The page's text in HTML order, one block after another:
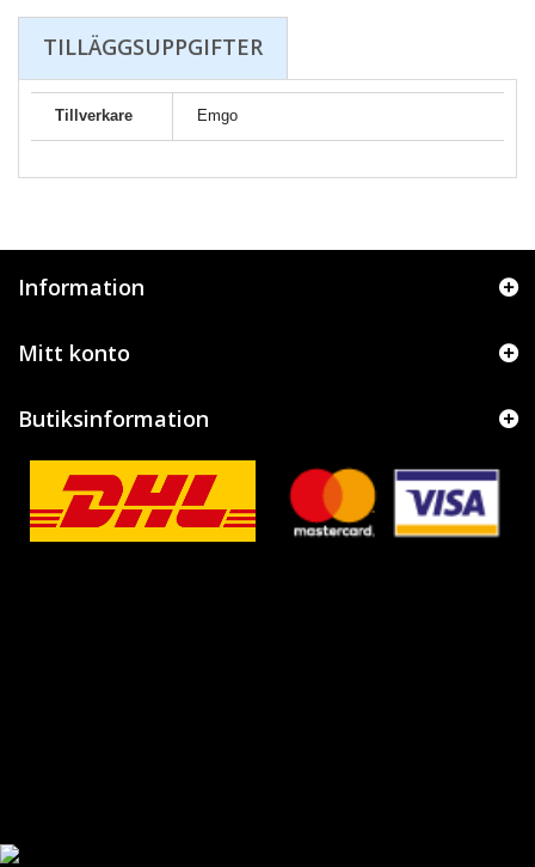
TILLÄGGSUPPGIFTER
Tillverkare Emgo
Information
Mitt konto
Butiksinformation